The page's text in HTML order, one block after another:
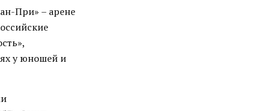
При» – арене
у юношей и